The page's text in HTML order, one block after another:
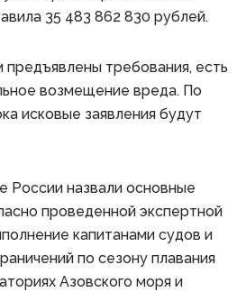
35 483 862 830 рублей.
требования, есть
возмещение вреда. По
исковые заявления будут
России назвали основные
проведенной экспертной
капитанами судов и
по сезону плавания
Азовского моря и